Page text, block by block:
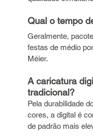
Qual o tempo
Geralmente,
festas de médio
Méier.
A caricatura
tradicional?
Pela durabilidade
cores, a digital é
de padrão mais